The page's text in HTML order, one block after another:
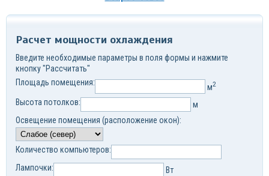
Расчет мощности охлаждения
Введите необходимые параметры в поля формы и нажмите
кнопку "Рассчитать"
Площадь помещения:
м2
Высота потолков:
м
Освещение помещения (расположение окон):
Количество компьютеров:
Лампочки:
Вт